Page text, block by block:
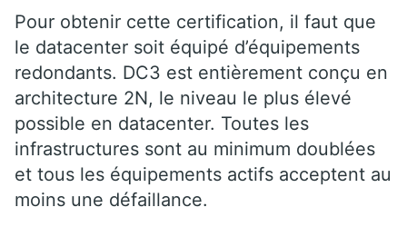
Pour obtenir cette certification, il faut que
le datacenter soit équipé d’équipements
redondants. DC3 est entièrement conçu en
architecture 2N, le niveau le plus élevé
possible en datacenter. Toutes les
infrastructures sont au minimum doublées
et tous les équipements actifs acceptent au
moins une défaillance.